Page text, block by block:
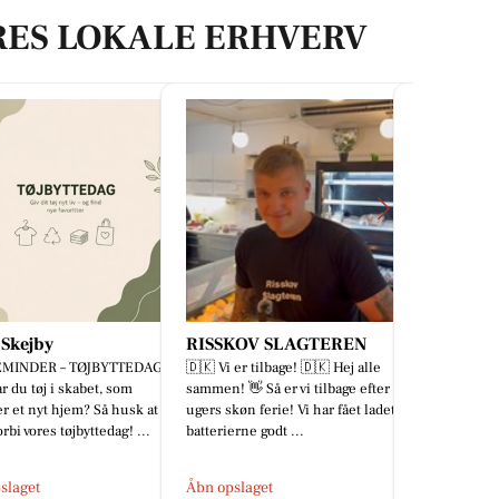
LOKALE ERHVERV
SLAGTEREN
tilbage! 🇩🇰 Hej alle
👋 Så er vi tilbage efter 4
ferie! Vi har fået ladet
godt ...
Clara H
🎉🎉🎉FRANSA LIVE MED CLARAH
🎉🎉🎉 Glæd digsuper fine styles
der lige er landet🤍Du bliver
fristet! Denne LIVE kan shoppes ...
Åbn opslaget